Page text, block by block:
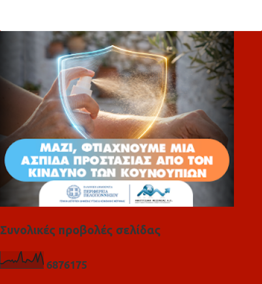
λ
Συνολικές προβολές σελίδας
6876175